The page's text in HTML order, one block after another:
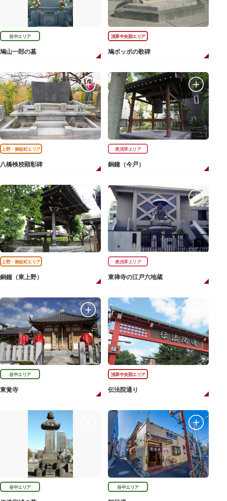
谷中エリア
鳩山一郎の墓
浅草中央部エリア
鳩ポッポの歌碑
上野・御徒町エリア
八橋検校顕彰碑
奥浅草エリア
銅鐘（今戸）
上野・御徒町エリア
銅鐘（東上野）
奥浅草エリア
東禅寺の江戸六地蔵
谷中エリア
東覚寺
浅草中央部エリア
伝法院通り
谷中エリア 谷中エリア